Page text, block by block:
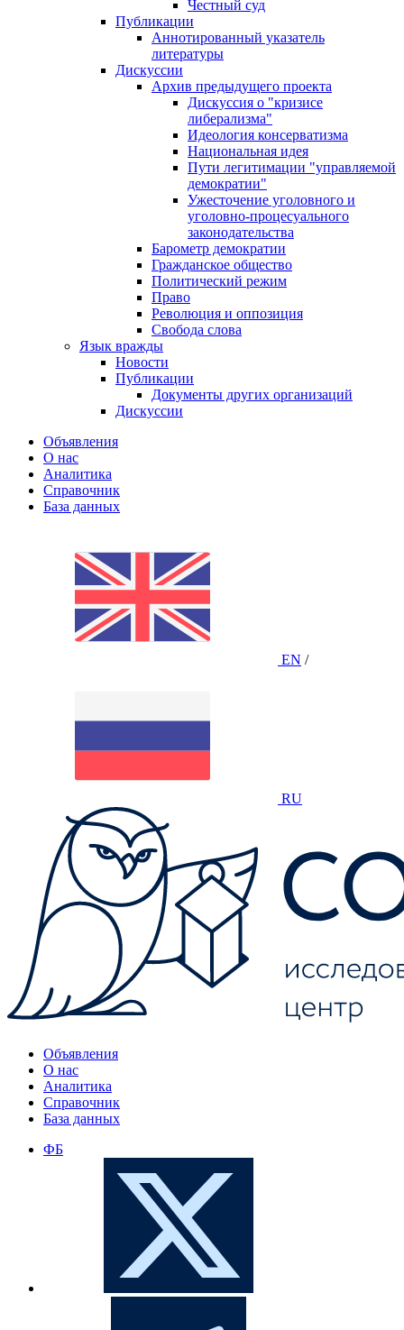
Честный суд
Публикации
Аннотированный указатель
литературы
Дискуссии
Архив предыдущего проекта
Дискуссия о "кризисе
либерализма"
Идеология консерватизма
Национальная идея
Пути легитимации "управляемой
демократии"
Ужесточение уголовного и
уголовно-процесуального
законодательства
Барометр демократии
Гражданское общество
Политический режим
Право
Революция и оппозиция
Свобода слова
Язык вражды
Новости
Публикации
Документы других организаций
Дискуссии
Объявления
О нас
Аналитика
Справочник
База данных
EN /
RU
Объявления
О нас
Аналитика
Справочник
База данных
ФБ